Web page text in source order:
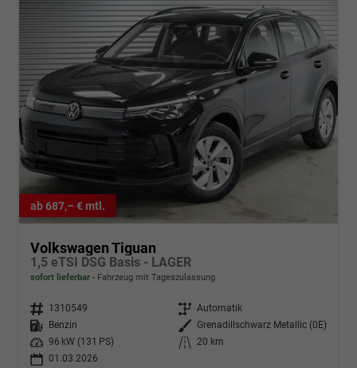
ab 687,– € mtl.
Volkswagen Tiguan
1,5 eTSI DSG Basis - LAGER
sofort lieferbar Fahrzeug mit Tageszulassung
Fahrzeugnr. 1310549 Getriebe Automatik
Kraftstoff
Benzin Außenfarbe
Grenadillschwarz Metallic (0E)
Leistung
96 kW (131 PS) Kilometerstand
20 km
01.03.2026